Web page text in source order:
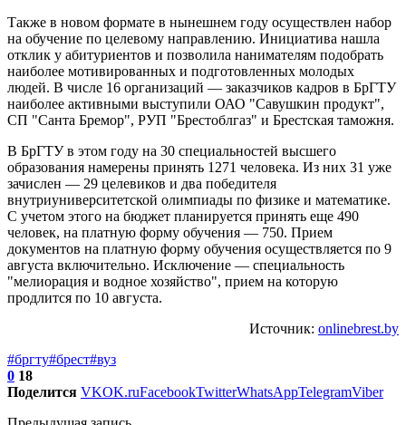
Также в новом формате в нынешнем году осуществлен набор
на обучение по целевому направлению. Инициатива нашла
отклик у абитуриентов и позволила нанимателям подобрать
наиболее мотивированных и подготовленных молодых
людей. В числе 16 организаций — заказчиков кадров в БрГТУ
наиболее активными выступили ОАО "Савушкин продукт",
СП "Санта Бремор", РУП "Брестоблгаз" и Брестская таможня.
В БрГТУ в этом году на 30 специальностей высшего
образования намерены принять 1271 человека. Из них 31 уже
зачислен — 29 целевиков и два победителя
внутриуниверситетской олимпиады по физике и математике.
С учетом этого на бюджет планируется принять еще 490
человек, на платную форму обучения — 750. Прием
документов на платную форму обучения осуществляется по 9
августа включительно. Исключение — специальность
"мелиорация и водное хозяйство", прием на которую
продлится по 10 августа.
Источник: onlinebrest.by
#бргту#брест#вуз
0 18
Поделится VKOK.ruFacebookTwitterWhatsAppTelegramViber